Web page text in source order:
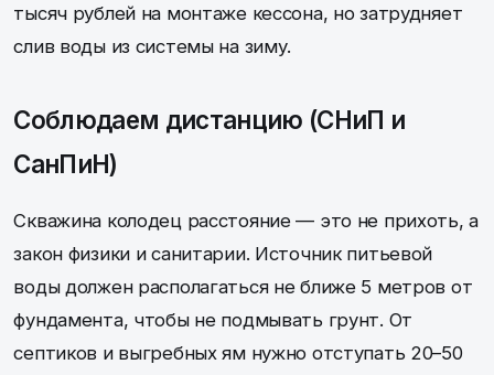
тысяч рублей на монтаже кессона, но затрудняет
слив воды из системы на зиму.
Соблюдаем дистанцию (СНиП и
СанПиН)
Скважина колодец расстояние — это не прихоть, а
закон физики и санитарии. Источник питьевой
воды должен располагаться не ближе 5 метров от
фундамента, чтобы не подмывать грунт. От
септиков и выгребных ям нужно отступать 20–50